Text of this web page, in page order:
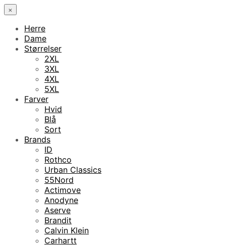
×
Herre
Dame
Størrelser
2XL
3XL
4XL
5XL
Farver
Hvid
Blå
Sort
Brands
ID
Rothco
Urban Classics
55Nord
Actimove
Anodyne
Aserve
Brandit
Calvin Klein
Carhartt